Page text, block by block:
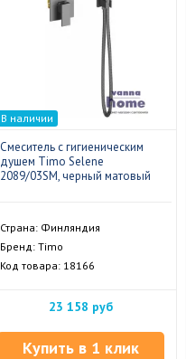
В наличии
Смеситель с гигиеническим
душем Timo Selene
2089/03SM, черный матовый
Страна: Финляндия
Бренд: Timo
Код товара: 18166
23 158 руб
Купить в 1 клик